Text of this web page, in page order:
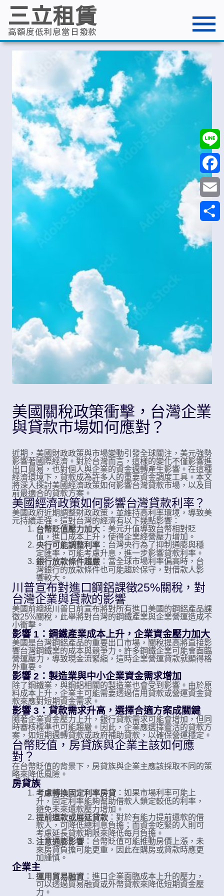
三立租賃
高額度低利息當日撥款
容
美國關稅政策衝擊，台灣企業
與貸款市場如何應對？
近期，美國財政政策與市場變動引發全球關注，美元強勢
影響著國際經濟。對於台灣而言，這樣的變化不僅影響進
出口貿易，也對個人與企業的資金週轉產生影響。在這種
經濟環境下，貸款成為許多人的重要資金調度工具。本文
將深入探討美國經濟政策如何影響台灣貸款市場，以及目
前最適合的貸款方案。
美國經濟政策如何影響台灣貸款利率？
美國政府近期調整財政政策，並維持高利率環境，導致美
元持續走強。這對台灣的經濟有以下幾點影響：
台幣貶值壓力加大 ：美元升值導致台幣相對貶
值，進口成本上升，使得企業經營壓力增加。
央行可能調整利率 ：台灣央行為了抑制通膨與穩
定匯率，可能考慮升息，進一步影響貸款利率。
銀行放款條件趨嚴 ：當全球市場利率偏高時，台
灣銀行的放款條件也可能趨於保守，對借款人影
響較大。
川普宣布對進口鋼鋁課徵25%關稅，對
台灣企業與貸款的影響
美國前總統川普日前宣布將對所有進口美國的鋼鋁產品課
徵25%關稅，此舉將對台灣的鋼鐵產業與企業營運造成不
小衝擊。
影響 1：鋼鐵產業成本上升，企業資金壓力加大
美國是台灣鋼鋁產品的重要出口市場，關稅提高將直接影
響台灣鋼鐵業的成本與競爭力。許多鋼鐵企業可能會面臨
營運壓力，導致現金流緊縮，這時企業營運貸款就顯得格
外重要。
影響 2：製造業與中小企業資金需求增加
除了鋼鐵業，與鋼鋁相關的製造業也會受到影響。由於原
料成本上升，企業主可能需要透過信用貸款或營運資金貸
款來應對短期資金需求。
影響 3：貸款需求升高，選擇合適方案成關鍵
隨著企業資金壓力上升，銀行貸款需求可能會增加，但同
時審核標準也可能趨嚴。因此，企業應選擇靈活的貸款方
案，如短期週轉貸款或政府補助貸款，以確保營運穩定。
台幣貶值，房貸族與企業主該如何應
對？
在台幣貶值的背景下，房貸族與企業主應該採取不同的策
略來降低風險。
房貸族
考慮轉換固定利率房貸 ：如果市場利率可能上
升，固定利率能夠幫助借款人鎖定較低的利率，
避免未來還款壓力增加。
提前還款或展延貸款 ：對於有能力提前還款的借
款人，可降低總利息負擔；而資金吃緊的人則可
考慮延長貸款期限來降低每月負擔。
注意通膨影響 ：台幣貶值可能推動房價上漲，未
來房貸負擔可能更重，因此在購房或貸款時應更
加謹慎。
企業主
運用貿易融資 ：進口企業面臨成本上升的壓力，
可以透過貿易融資或外幣貸款來降低短期資金壓
力。
Line
Email